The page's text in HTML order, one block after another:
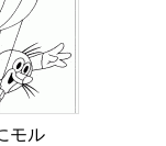
モル